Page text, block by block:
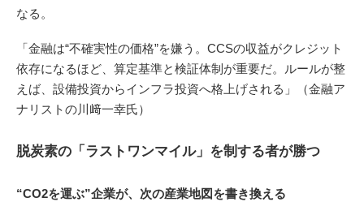
なる。
「金融は“不確実性の価格”を嫌う。CCSの収益がクレジット
依存になるほど、算定基準と検証体制が重要だ。ルールが整
えば、設備投資からインフラ投資へ格上げされる」（金融ア
ナリストの川﨑一幸氏）
脱炭素の「ラストワンマイル」を制する者が勝つ
“CO2を運ぶ”企業が、次の産業地図を書き換える